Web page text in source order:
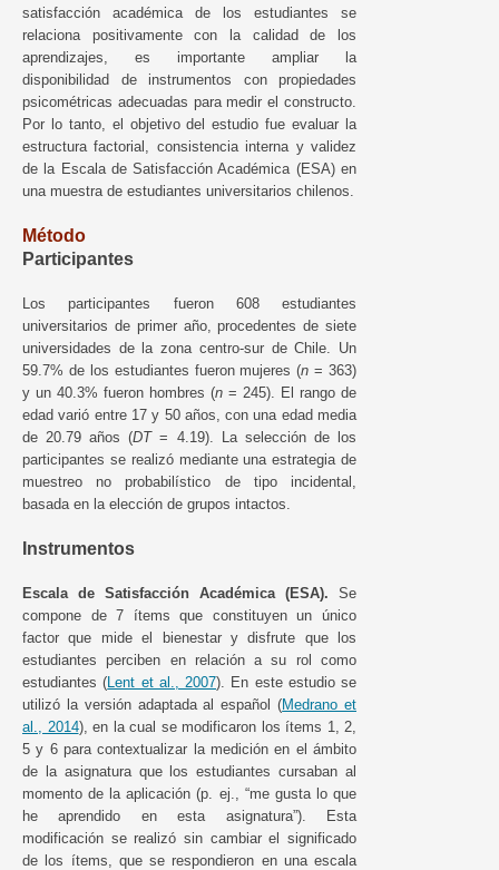
satisfacción académica de los estudiantes se
relaciona positivamente con la calidad de los
aprendizajes, es importante ampliar la
disponibilidad de instrumentos con propiedades
psicométricas adecuadas para medir el constructo.
Por lo tanto, el objetivo del estudio fue evaluar la
estructura factorial, consistencia interna y validez
de la Escala de Satisfacción Académica (ESA) en
una muestra de estudiantes universitarios chilenos.
Método
Participantes
Los participantes fueron 608 estudiantes
universitarios de primer año, procedentes de siete
universidades de la zona centro-sur de Chile. Un
59.7% de los estudiantes fueron mujeres (n = 363)
y un 40.3% fueron hombres (n = 245). El rango de
edad varió entre 17 y 50 años, con una edad media
de 20.79 años (DT= 4.19). La selección de los
participantes se realizó mediante una estrategia de
muestreo no probabilístico de tipo incidental,
basada en la elección de grupos intactos.
Instrumentos
Escala de Satisfacción Académica (ESA). Se
compone de 7 ítems que constituyen un único
factor que mide el bienestar y disfrute que los
estudiantes perciben en relación a su rol como
estudiantes (Lent et al., 2007). En este estudio se
utilizó la versión adaptada al español (Medrano et
al., 2014), en la cual se modificaron los ítems 1, 2,
5 y 6 para contextualizar la medición en el ámbito
de la asignatura que los estudiantes cursaban al
momento de la aplicación (p. ej., “me gusta lo que
he aprendido en esta asignatura”). Esta
modificación se realizó sin cambiar el significado
de los ítems, que se respondieron en una escala